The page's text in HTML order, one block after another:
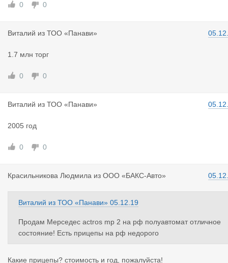
0 0
Виталий из ТОО «Панави»
1.7 млн торг
0 0
Виталий из ТОО «Панави»
2005 год
0 0
Красильникова Людмила из ООО «БАКС-Авто»
Виталий из ТОО «Панави» 05.12.19
Продам Мерседес actros mp 2 на рф полуавтомат отличное
состояние! Есть прицепы на рф недорого
Какие прицепы? стоимость и год, пожалуйста!